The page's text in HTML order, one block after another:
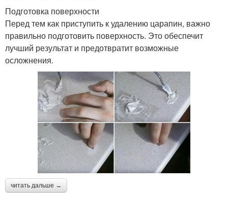
Подготовка поверхности
Перед тем как приступить к удалению царапин, важно
правильно подготовить поверхность. Это обеспечит
лучший результат и предотвратит возможные
осложнения.
читать дальше →